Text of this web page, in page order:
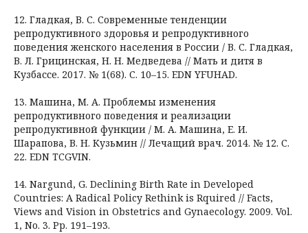
12. Гладкая, В. С. Современные тенденции
репродуктивного здоровья и репродуктивного
поведения женского населения в России / В. С. Гладкая,
В. Л. Грицинская, Н. Н. Медведева // Мать и дитя в
Кузбассе. 2017. № 1(68). С. 10–15. EDN YFUHAD.
13. Машина, М. А. Проблемы изменения
репродуктивного поведения и реализации
репродуктивной функции / М. А. Машина, Е. И.
Шарапова, В. Н. Кузьмин // Лечащий врач. 2014. № 12. С.
22. EDN TCGVIN.
14. Nargund, G. Declining Birth Rate in Developed
Countries: A Radical Policy Rethink is Rquired // Facts,
Views and Vision in Obstetrics and Gynaecology. 2009. Vol.
1, No. 3. Pp. 191–193.